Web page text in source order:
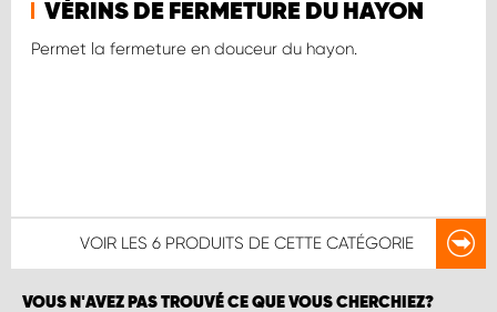
VÉRINS DE FERMETURE DU HAYON
Permet la fermeture en douceur du hayon.
VOIR LES 6 PRODUITS DE CETTE CATÉGORIE
VOUS N'AVEZ PAS TROUVÉ CE QUE VOUS CHERCHIEZ?